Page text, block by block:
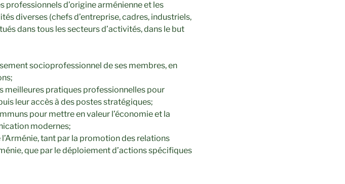
professionnels d’origine arménienne et les
diverses (chefs d’entreprise, cadres, industriels,
dans tous les secteurs d’activités, dans le but
socioprofessionnel de ses membres, en
meilleures pratiques professionnelles pour
leur accès à des postes stratégiques;
pour mettre en valeur l’économie et la
modernes;
tant par la promotion des relations
que par le déploiement d’actions spécifiques